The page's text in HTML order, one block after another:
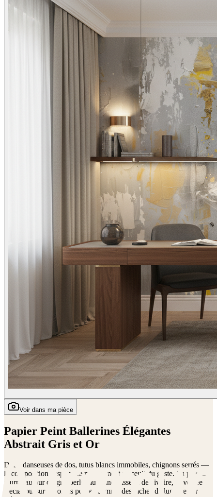
Voir dans ma pièce
Papier Peint Ballerines Élégantes
Abstrait Gris et Or
Deux danseuses de dos, tutus blancs immobiles, chignons serrés —
la composition suspend le mouvement au seuil du geste. La palette
tourne autour du gris perle, du blanc cassé et de l'ivoire, traversée
d'éclaboussures dorées posées comme des taches de lumière sur